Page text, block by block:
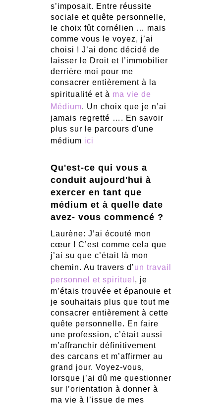
s’imposait. Entre réussite
sociale et quête personnelle,
le choix fût cornélien … mais
comme vous le voyez, j’ai
choisi ! J’ai donc décidé de
laisser le Droit et l’immobilier
derrière moi pour me
consacrer entièrement à la
spiritualité et à ma vie de
Médium. Un choix que je n’ai
jamais regretté …. En savoir
plus sur le parcours d'une
médium ici
Qu'est-ce qui vous a
conduit aujourd'hui à
exercer en tant que
médium et à quelle date
avez- vous commencé ?
Laurène: J’ai écouté mon
cœur ! C’est comme cela que
j’ai su que c’était là mon
chemin. Au travers d’un travail
personnel et spirituel , je
m’étais trouvée et épanouie et
je souhaitais plus que tout me
consacrer entièrement à cette
quête personnelle. En faire
une profession, c’était aussi
m’affranchir définitivement
des carcans et m’affirmer au
grand jour. Voyez-vous,
lorsque j’ai dû me questionner
sur l’orientation à donner à
ma vie à l’issue de mes